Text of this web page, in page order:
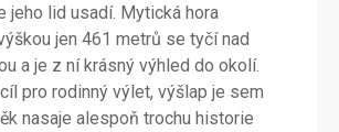
jeho lid usadí. Mytická hora
jen 461 metrů se tyčí nad
a je z ní krásný výhled do okolí.
pro rodinný výlet, výšlap je sem
nasaje alespoň trochu historie